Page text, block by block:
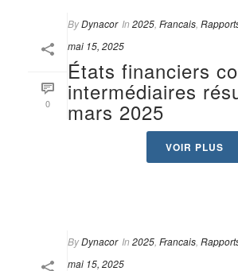
0
ByDynacor In 2025 Francais
mai 15, 2025
États financiers
intermédiaires
mars 2025
VOIR PLUS
ByDynacor In 2025 Francais
mai 15, 2025